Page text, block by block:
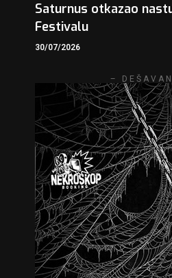
Saturnus otkazao
Festivalu
30/07/2026
–